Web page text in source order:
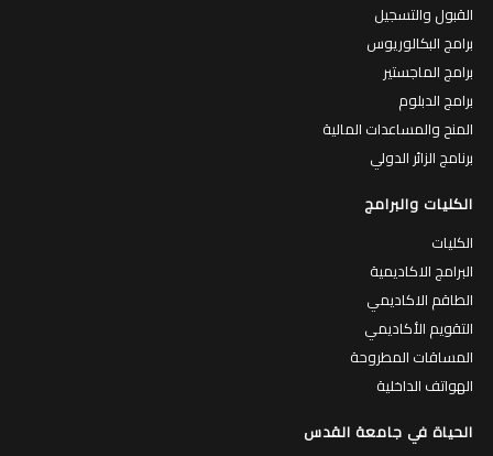
القبول والتسجيل
برامج البكالوريوس
برامج الماجستير
برامج الدبلوم
المنح والمساعدات المالية
برنامج الزائر الدولي
الكليات والبرامج
الكليات
البرامج الاكاديمية
الطاقم الاكاديمي
التقويم الأكاديمي
المساقات المطروحة
الهواتف الداخلية
الحياة في جامعة القدس